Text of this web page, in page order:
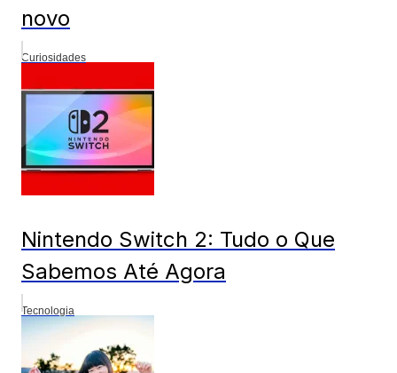
novo
Curiosidades
Nintendo Switch 2: Tudo o Que
Sabemos Até Agora
Tecnologia